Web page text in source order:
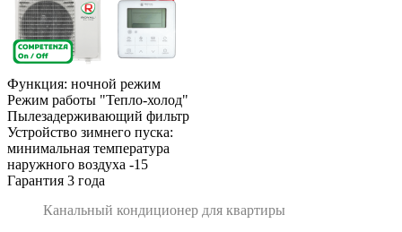
Функция: ночной режим
Режим работы "Тепло-холод"
Пылезадерживающий фильтр
Устройство зимнего пуска:
минимальная температура
наружного воздуха -15
Гарантия 3 года
Канальный кондиционер для квартиры